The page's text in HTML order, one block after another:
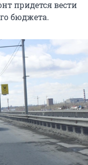
придется вести
бюджета.